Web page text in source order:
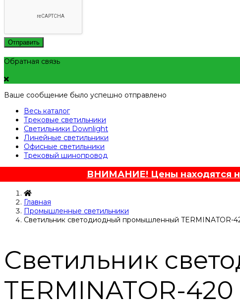
Отправить
Обратная связь
Ваше сообщение было успешно отправлено
Весь каталог
Трековые светильники
Светильники Downlight
Линейные светильники
Офисные светильники
Трековый шинопровод
ВНИМАНИЕ! Цены находятся
Главная
Промышленные светильники
Светильник светодиодный промышленный TERMINATOR-
Светильник
TERMINATOR-420